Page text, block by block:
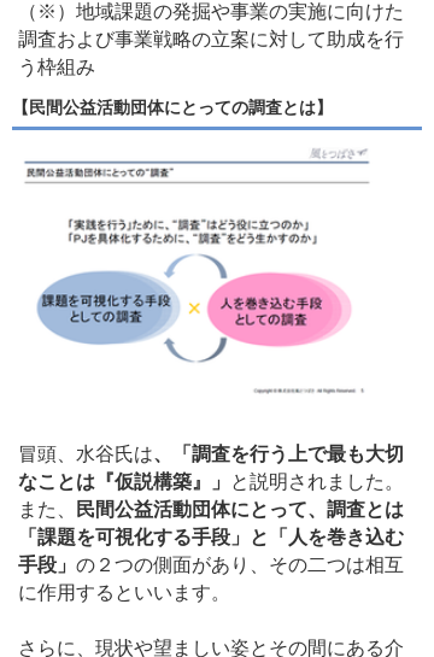
（※）地域課題の発掘や事業の実施に向けた
調査および事業戦略の立案に対して助成を行
う枠組み
【民間公益活動団体にとっての調査とは】
冒頭、水谷氏は、「調査を行う上で最も大切
なことは『仮説構築』」
と説明されました。
また、
民間公益活動団体にとって、調査とは
「課題を可視化する手段」と「人を巻き込む
手段」 の２つの側面があり、その二つは相互
に作用するといいます。
さらに、現状や望ましい姿とその間にある介